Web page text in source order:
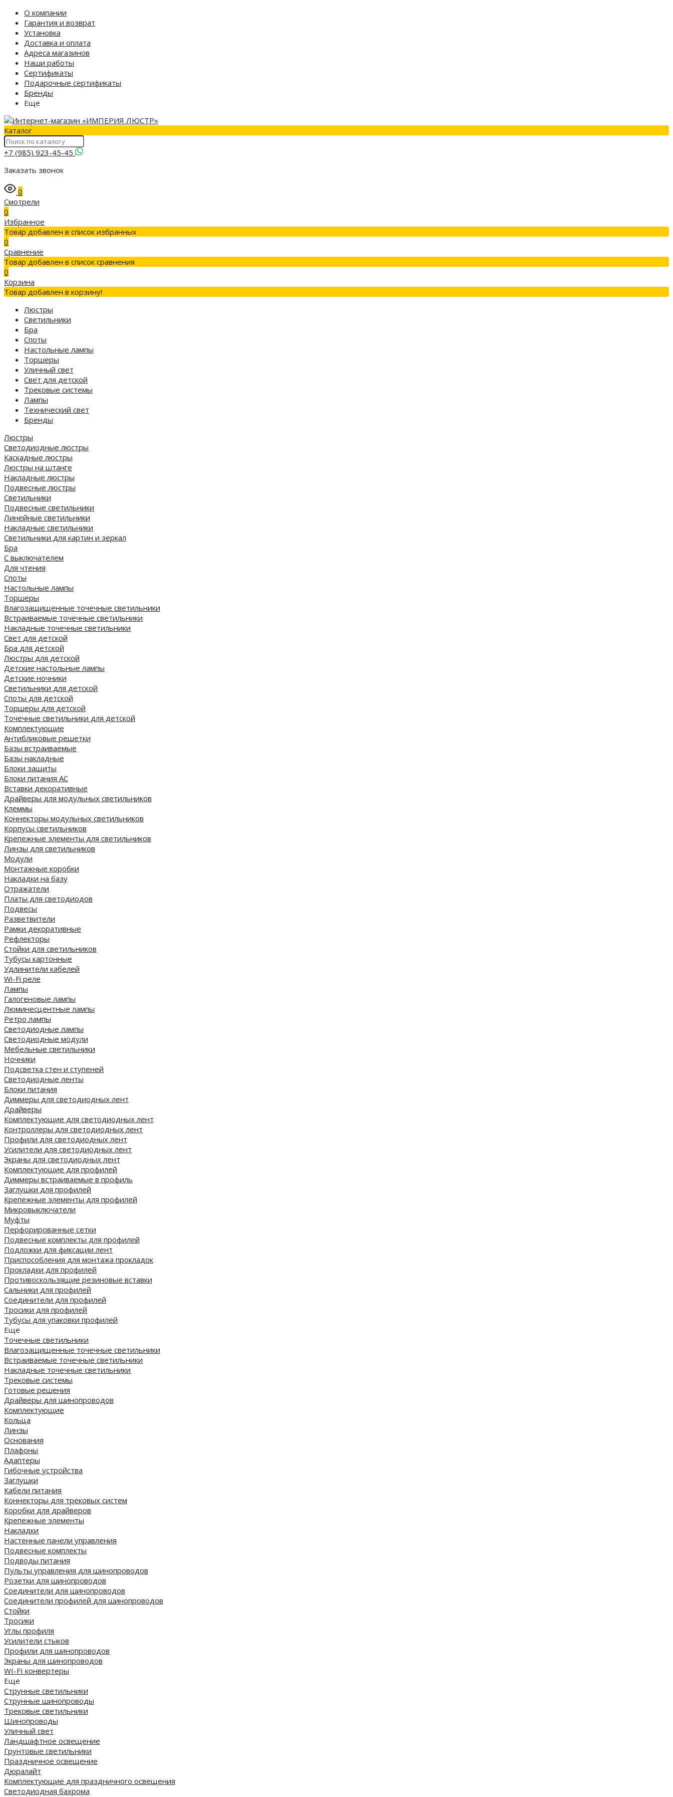
О компании
Гарантия и возврат
Установка
Доставка и оплата
Адреса магазинов
Наши работы
Сертификаты
Подарочные сертификаты
Бренды
Еще
Каталог
+7 (985) 923-45-45
Заказать звонок
0
Смотрели
0
Избранное
Товар добавлен в список избранных
0
Сравнение
Товар добавлен в список сравнения
0
Корзина
Товар добавлен в корзину!
Люстры
Светильники
Бра
Споты
Настольные лампы
Торшеры
Уличный свет
Свет для детской
Трековые системы
Лампы
Технический свет
Бренды
Люстры
Светодиодные люстры
Каскадные люстры
Люстры на штанге
Накладные люстры
Подвесные люстры
Светильники
Подвесные светильники
Линейные светильники
Накладные светильники
Светильники для картин и зеркал
Бра
С выключателем
Для чтения
Споты
Настольные лампы
Торшеры
Влагозащищенные точечные светильники
Встраиваемые точечные светильники
Накладные точечные светильники
Свет для детской
Бра для детской
Люстры для детской
Детские настольные лампы
Детские ночники
Светильники для детской
Споты для детской
Торшеры для детской
Точечные светильники для детской
Комплектующие
Антибликовые решетки
Базы встраиваемые
Базы накладные
Блоки защиты
Блоки питания AC
Вставки декоративные
Драйверы для модульных светильников
Клеммы
Коннекторы модульных светильников
Корпусы светильников
Крепежные элементы для светильников
Линзы для светильников
Модули
Монтажные коробки
Накладки на базу
Отражатели
Платы для светодиодов
Подвесы
Разветвители
Рамки декоративные
Рефлекторы
Стойки для светильников
Тубусы картонные
Удлинители кабелей
Wi-Fi реле
Лампы
Галогеновые лампы
Люминесцентные лампы
Ретро лампы
Светодиодные лампы
Светодиодные модули
Мебельные светильники
Ночники
Подсветка стен и ступеней
Светодиодные ленты
Блоки питания
Диммеры для светодиодных лент
Драйверы
Комплектующие для светодиодных лент
Контроллеры для светодиодных лент
Профили для светодиодных лент
Усилители для светодиодных лент
Экраны для светодиодных лент
Комплектующие для профилей
Диммеры встраиваемые в профиль
Заглушки для профилей
Крепежные элементы для профилей
Микровыключатели
Муфты
Перфорированные сетки
Подвесные комплекты для профилей
Подложки для фиксации лент
Приспособления для монтажа прокладок
Прокладки для профилей
Противоскользящие резиновые вставки
Сальники для профилей
Соединители для профилей
Тросики для профилей
Тубусы для упаковки профилей
Еще
Точечные светильники
Влагозащищенные точечные светильники
Встраиваемые точечные светильники
Накладные точечные светильники
Трековые системы
Готовые решения
Драйверы для шинопроводов
Комплектующие
Кольца
Линзы
Основания
Плафоны
Адаптеры
Гибочные устройства
Заглушки
Кабели питания
Коннекторы для трековых систем
Коробки для драйверов
Крепежные элементы
Накладки
Настенные панели управления
Подвесные комплекты
Подводы питания
Пульты управления для шинопроводов
Розетки для шинопроводов
Соединители для шинопроводов
Соединители профилей для шинопроводов
Стойки
Тросики
Углы профиля
Усилители стыков
Профили для шинопроводов
Экраны для шинопроводов
WI-FI конвертеры
Еще
Струнные светильники
Струнные шинопроводы
Трековые светильники
Шинопроводы
Уличный свет
Ландшафтное освещение
Грунтовые светильники
Праздничное освещение
Дюралайт
Комплектующие для праздничного освещения
Светодиодная бахрома